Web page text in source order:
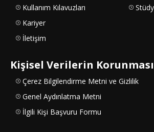
Kullanım Kılavuzları
Kariyer
İletişim
Kişisel Verilerin Korunması
Çerez Bilgilendirme Metni ve Gizlilik
Genel Aydınlatma Metni
İlgili Kişi Başvuru Formu